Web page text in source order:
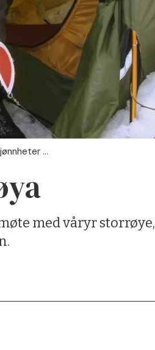
...
med våryr